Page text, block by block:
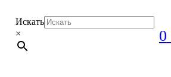
Искать
×
0